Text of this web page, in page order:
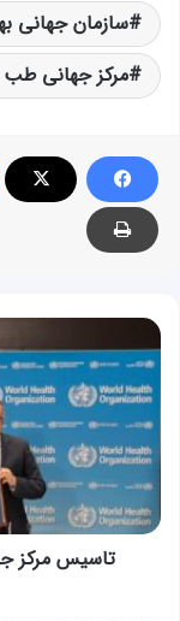
سازمان جهانی
مرکز جهانی
تاسیس
مرکز
جهانی
طب
سنتی
توسط
سازمان
جهانی
بهداشت
تاسیس مرکز